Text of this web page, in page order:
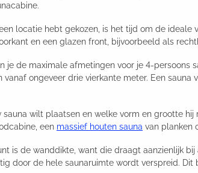
locatie hebt gekozen, is het tijd om de ideale
en een glazen front, bijvoorbeeld als
je de maximale afmetingen voor je 4-persoons
ongeveer drie vierkante meter. Een
wilt plaatsen en welke vorm en grootte
een massief houten sauna van planken
is de wanddikte, want die draagt aanzienlijk
door de hele saunaruimte wordt verspreid.